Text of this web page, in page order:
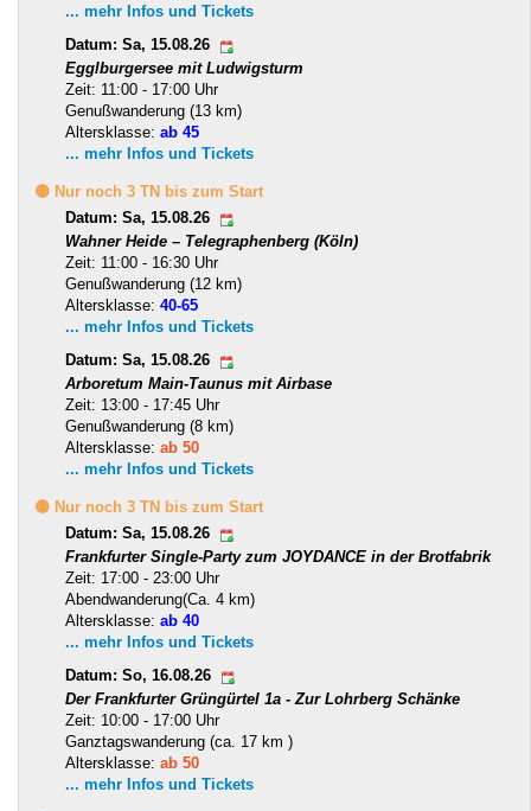
... mehr Infos und Tickets
Datum: Sa, 15.08.26
Egglburgersee mit Ludwigsturm
Zeit: 11:00 - 17:00 Uhr
Genußwanderung (13 km)
Altersklasse: ab 45
... mehr Infos und Tickets
🟡 Nur noch 3 TN bis zum Start
Datum: Sa, 15.08.26
Wahner Heide – Telegraphenberg (Köln)
Zeit: 11:00 - 16:30 Uhr
Genußwanderung (12 km)
Altersklasse: 40-65
... mehr Infos und Tickets
Datum: Sa, 15.08.26
Arboretum Main-Taunus mit Airbase
Zeit: 13:00 - 17:45 Uhr
Genußwanderung (8 km)
Altersklasse: ab 50
... mehr Infos und Tickets
🟡 Nur noch 3 TN bis zum Start
Datum: Sa, 15.08.26
Frankfurter Single-Party zum JOYDANCE in der Brotfabrik
Zeit: 17:00 - 23:00 Uhr
Abendwanderung(Ca. 4 km)
Altersklasse: ab 40
... mehr Infos und Tickets
Datum: So, 16.08.26
Der Frankfurter Grüngürtel 1a - Zur Lohrberg Schänke
Zeit: 10:00 - 17:00 Uhr
Ganztagswanderung (ca. 17 km )
Altersklasse: ab 50
... mehr Infos und Tickets